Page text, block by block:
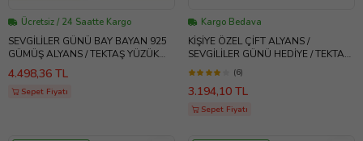
Ücretsiz / 24 Saatte Kargo
SEVGİLİLER GÜNÜ BAY BAYAN 925
GÜMÜŞ ALYANS / TEKTAŞ YÜZÜK
HEDİYELİ - Ats1117
4.498,36 TL
Sepet Fiyatı
Kargo Bedava
KİŞİYE ÖZEL ÇİFT ALYANS /
SEVGİLİLER GÜNÜ HEDİYE / TEKTAŞ
YÜZÜK HEDİYE / ATS 56
(6)
3.194,10 TL
Sepet Fiyatı